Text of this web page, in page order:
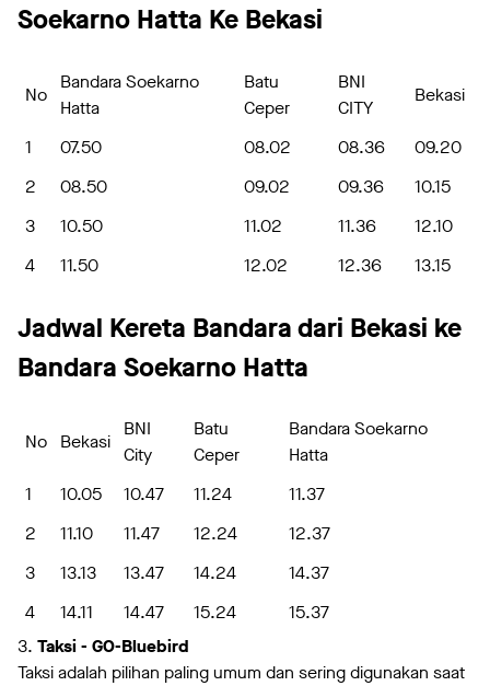
Soekarno Hatta Ke Bekasi
No
Bandara Soekarno
Hatta
Batu
Ceper
BNI
CITY
Bekasi
1 07.50 08.02 08.36
09.20
2
08.50 09.02 09.36
10.15
3
10.50 11.02 11.36
12.10
4
11.50 12.02 12.36 13.15
Jadwal Kereta Bandara dari Bekasi ke
Bandara Soekarno Hatta
No Bekasi
BNI
City
Batu
Ceper
Bandara Soekarno
Hatta
1
10.05 10.47 11.24
11.37
2
11.10 11.47 12.24
12.37
3
13.13 13.47 14.24
14.37
4
14.11 14.47 15.24
15.37
3. Taksi - GO-Bluebird
Taksi adalah pilihan paling umum dan sering digunakan saat